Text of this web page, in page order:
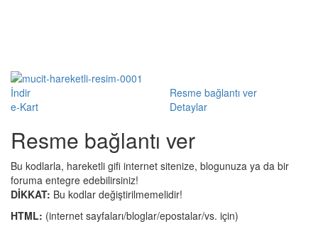
İndir
Resme bağlantı ver
e-Kart
Detaylar
Resme bağlantı ver
Bu kodlarla, hareketli gifi internet sitenize, blogunuza ya da bir
foruma entegre edebilirsiniz!
DİKKAT: Bu kodlar değiştirilmemelidir!
HTML: (internet sayfaları/bloglar/epostalar/vs. için)